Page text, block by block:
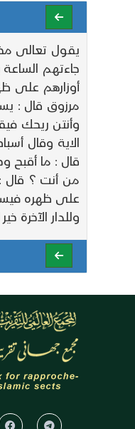
يقول تعالى
جاءتهم
أوزارهم على
مرزوق قال :
وأنتن ريحك
الاية وقال
قال : ما أقبح
من أنت ؟ قال
على ظهره
وللدار الآخرة